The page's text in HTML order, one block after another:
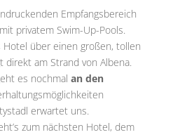
Empfangsbereich
privatem Swim-Up-Pools.
über einen großen, tollen
am Strand von Albena.
es nochmal an den
erwartet uns.
zum nächsten Hotel, dem